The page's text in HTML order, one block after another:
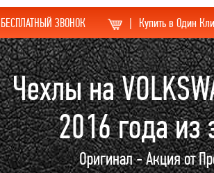
БЕСПЛАТНЫЙ ЗВОНОК | Купить в Один
Чехлы на
2016 года
Оригинал - Акция от